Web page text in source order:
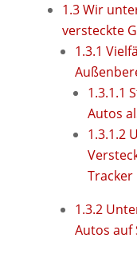
1.3Wir
versteckte
1.3.1
1.3.1.1
Autos
1.3.1.2
Tracker
1.3.2
Autos auf